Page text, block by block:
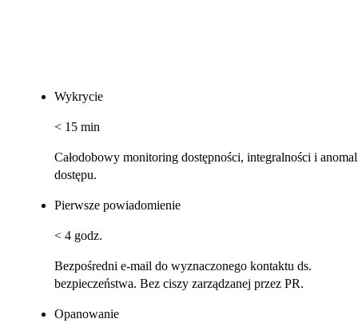
Wykrycie
< 15 min
Całodobowy monitoring dostępności, integralności i
dostępu.
Pierwsze powiadomienie
< 4 godz.
Bezpośredni e-mail do wyznaczonego kontaktu ds.
bezpieczeństwa. Bez ciszy zarządzanej przez PR.
Opanowanie